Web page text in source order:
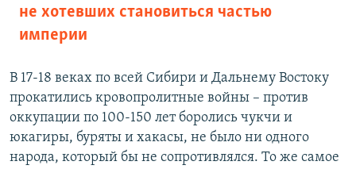
не хотевших становиться частью
империи
В 17-18 веках по всей Сибири и Дальнему Востоку
прокатились кровопролитные войны – против
оккупации по 100-150 лет боролись чукчи и
юкагиры, буряты и хакасы, не было ни одного
народа, который бы не сопротивлялся. То же самое